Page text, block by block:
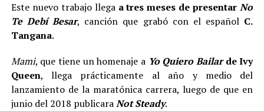
Este nuevo trabajo llegaa tres meses de presentarNo
Te Debí Besar, canción que grabó con el español C.
Tangana.
Mami, que tiene un homenaje a Yo Quiero Bailarde Ivy
Queen, llega prácticamente al año y medio del
lanzamiento de la maratónica carrera, luego de que en
junio del 2018 publicaraNot Steady.